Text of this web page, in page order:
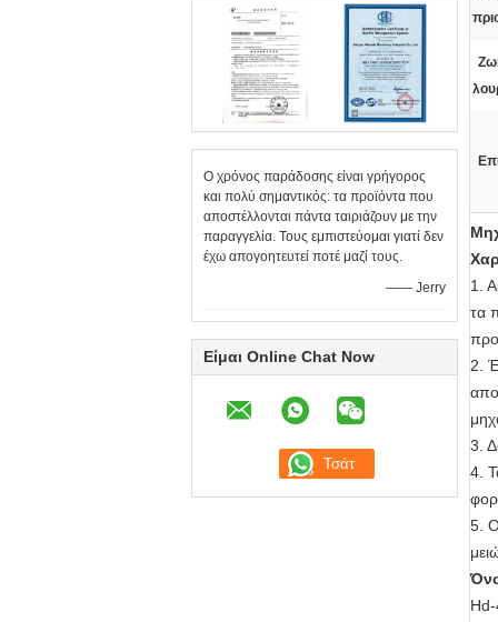
Ο χρόνος παράδοσης είναι γρήγορος
και πολύ σημαντικός: τα προϊόντα που
αποστέλλονται πάντα ταιριάζουν με την
παραγγελία. Τους εμπιστεύομαι γιατί δεν
έχω απογοητευτεί ποτέ μαζί τους.
—— Jerry
Είμαι Online Chat Now
1.
τα
2.
3.
4.
5. Ο